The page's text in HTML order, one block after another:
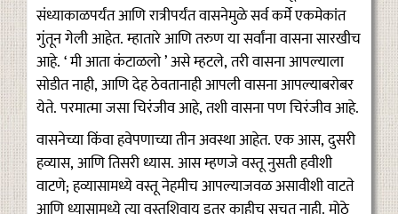
संध्याकाळपर्यंत आणि रात्रीपर्यंत वासनेमुळे सर्व कर्मे एकमेकांत
गुंतून गेली आहेत. म्हातारे आणि तरुण या सर्वांना वासना सारखीच
आहे. ‘ मी आता कंटाळलो ’ असे म्हटले, तरी वासना आपल्याला
सोडीत नाही, आणि देह ठेवतानाही आपली वासना आपल्याबरोबर
येते. परमात्मा जसा चिरंजीव आहे, तशी वासना पण चिरंजीव आहे.
वासनेच्या किंवा हवेपणाच्या तीन अवस्था आहेत. एक आस, दुसरी
हव्यास, आणि तिसरी ध्यास. आस म्हणजे वस्तू नुसती हवीशी
वाटणे; हव्यासामध्ये वस्तू नेहमीच आपल्याजवळ असावीशी वाटते